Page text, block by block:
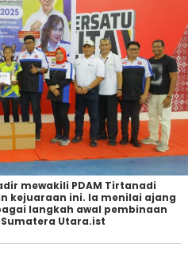
mewakili PDAM Tirtanadi
kejuaraan ini. Ia menilai ajang
langkah awal pembinaan
Utara.ist